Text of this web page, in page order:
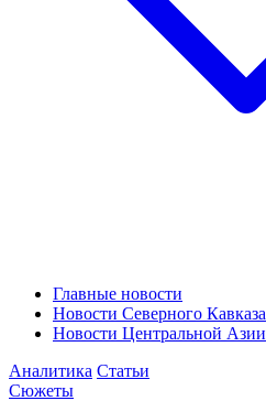
Главные новости
Новости Северного Кавказа
Новости Центральной Азии
Аналитика Статьи
Сюжеты